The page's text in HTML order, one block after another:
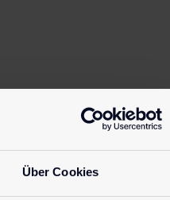
Über Cookies